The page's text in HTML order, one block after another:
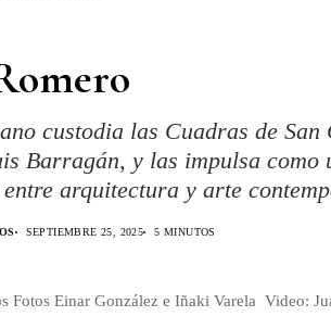
custodia las Cuadras de San
Barragán, y las impulsa como
arquitectura y arte
SEPTIEMBRE 25, 2025 5 MINUTOS
Fotos Einar González e Iñaki Varela Video: